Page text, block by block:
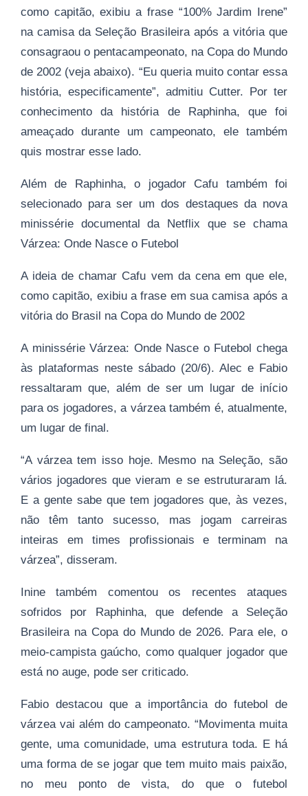
como capitão, exibiu a frase “100% Jardim Irene”
na camisa da Seleção Brasileira após a vitória que
consagraou o pentacampeonato, na Copa do Mundo
de 2002 (veja abaixo). “Eu queria muito contar essa
história, especificamente”, admitiu Cutter. Por ter
conhecimento da história de Raphinha, que foi
ameaçado durante um campeonato, ele também
quis mostrar esse lado.
Além de Raphinha, o jogador Cafu também foi
selecionado para ser um dos destaques da nova
minissérie documental da Netflix que se chama
Várzea: Onde Nasce o Futebol
A ideia de chamar Cafu vem da cena em que ele,
como capitão, exibiu a frase em sua camisa após a
vitória do Brasil na Copa do Mundo de 2002
A minissérie Várzea: Onde Nasce o Futebol chega
às plataformas neste sábado (20/6). Alec e Fabio
ressaltaram que, além de ser um lugar de início
para os jogadores, a várzea também é, atualmente,
um lugar de final.
“A várzea tem isso hoje. Mesmo na Seleção, são
vários jogadores que vieram e se estruturaram lá.
E a gente sabe que tem jogadores que, às vezes,
não têm tanto sucesso, mas jogam carreiras
inteiras em times profissionais e terminam na
várzea”, disseram.
Inine também comentou os recentes ataques
sofridos por Raphinha, que defende a Seleção
Brasileira na Copa do Mundo de 2026. Para ele, o
meio-campista gaúcho, como qualquer jogador que
está no auge, pode ser criticado.
Fabio destacou que a importância do futebol de
várzea vai além do campeonato. “Movimenta muita
gente, uma comunidade, uma estrutura toda. E há
uma forma de se jogar que tem muito mais paixão,
no meu ponto de vista, do que o futebol